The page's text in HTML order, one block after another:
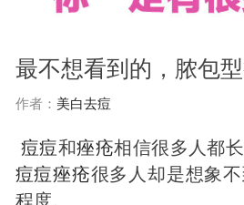
最不想看到的，脓包
作者： 美白去痘
痘痘和痤疮相信很多人都
痘痘痤疮很多人却是想象
程度。